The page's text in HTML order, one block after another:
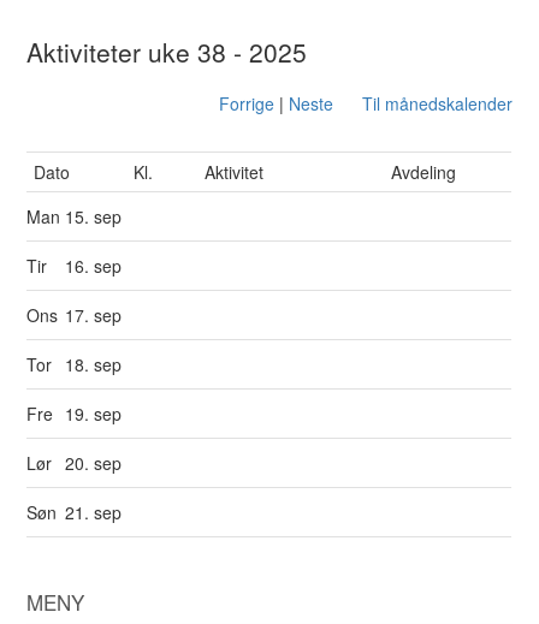
Aktiviteter uke 38 - 2025
Forrige| Neste Til månedskalender
Dato Kl. Aktivitet
Avdeling
Man 15. sep
Tir 16. sep
Ons 17. sep
Tor 18. sep
Fre 19. sep
Lør 20. sep
Søn 21. sep
MENY